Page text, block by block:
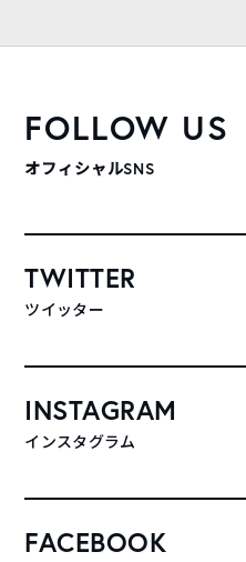
FOLLOW US
オフィシャルSNS
TWITTER
ツイッター
INSTAGRAM
インスタグラム
FACEBOOK